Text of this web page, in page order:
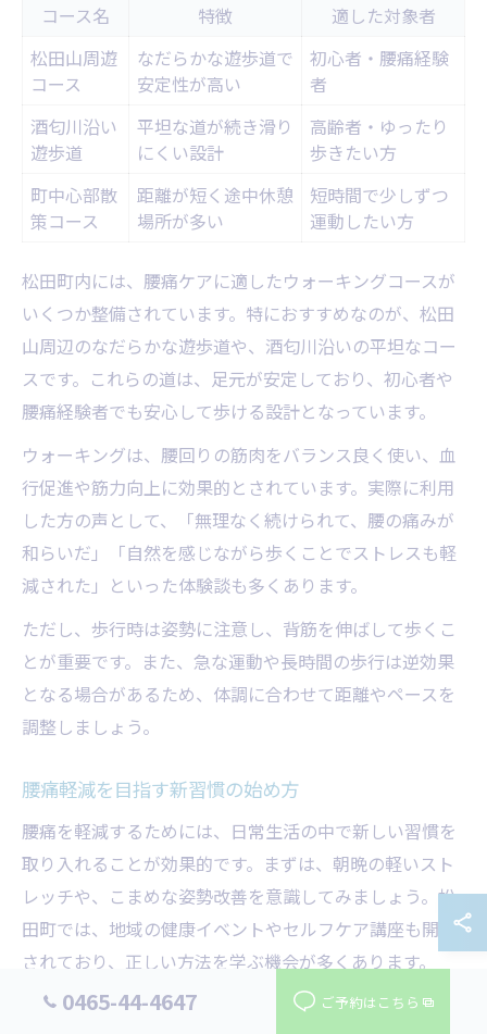
コース名 特徴
適した対象者
松田山周遊
コース
なだらかな遊歩道で
安定性が高い
初心者・腰痛経験
者
酒匂川沿い
遊歩道
平坦な道が続き滑り
にくい設計
高齢者・ゆったり
歩きたい方
町中心部散
策コース
距離が短く途中休憩
場所が多い
短時間で少しずつ
運動したい方
松田町内には、腰痛ケアに適したウォーキングコースが
いくつか整備されています。特におすすめなのが、松田
山周辺のなだらかな遊歩道や、酒匂川沿いの平坦なコー
スです。これらの道は、足元が安定しており、初心者や
腰痛経験者でも安心して歩ける設計となっています。
ウォーキングは、腰回りの筋肉をバランス良く使い、血
行促進や筋力向上に効果的とされています。実際に利用
した方の声として、「無理なく続けられて、腰の痛みが
和らいだ」「自然を感じながら歩くことでストレスも軽
減された」といった体験談も多くあります。
ただし、歩行時は姿勢に注意し、背筋を伸ばして歩くこ
とが重要です。また、急な運動や長時間の歩行は逆効果
となる場合があるため、体調に合わせて距離やペースを
調整しましょう。
腰痛軽減を目指す新習慣の始め方
腰痛を軽減するためには、日常生活の中で新しい習慣を
取り入れることが効果的です。まずは、朝晩の軽いスト
レッチや、こまめな姿勢改善を意識してみましょう。松
田町では、地域の健康イベントやセルフケア講座も開催
されており、正しい方法を学ぶ機会が多くあります。
特に、腰に負担がかかりにくい座り方や、重い荷物を持
0465-44-4647 ご予約はこちら